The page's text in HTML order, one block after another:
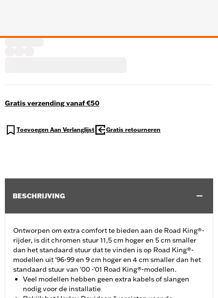
Gratis verzending vanaf €50
Toevoegen Aan Verlanglijst Gratis retourneren
BESCHRIJVING
Ontworpen om extra comfort te bieden aan de Road King®-
rijder, is dit chromen stuur 11,5 cm hoger en 5 cm smaller
dan het standaard stuur dat te vinden is op Road King®-
modellen uit '96-99 en 9 cm hoger en 4 cm smaller dan het
standaard stuur van '00 -'01 Road King®-modellen.
Veel modellen hebben geen extra kabels of slangen
nodig voor de installatie